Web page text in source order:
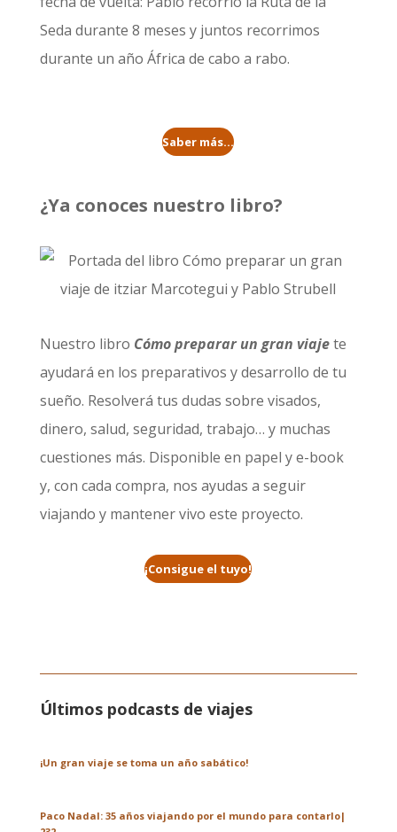
Seda durante 8 meses y juntos recorrimos
durante un año África de cabo a rabo.
Saber más...
¿Ya conoces nuestro libro?
Nuestro libro Cómo preparar un gran viajete
ayudará en los preparativos y desarrollo de tu
sueño. Resolverá tus dudas sobre visados,
dinero, salud, seguridad, trabajo… y muchas
cuestiones más. Disponible en papel y e-book
y, con cada compra, nos ayudas a seguir
viajando y mantener vivo este proyecto.
¡Consigue el tuyo!
Últimos podcasts de viajes
¡Un gran viaje se toma un año sabático!
Paco Nadal: 35 años viajando por el mundo para contarlo|